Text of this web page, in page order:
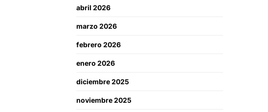
abril 2026
marzo 2026
febrero 2026
enero 2026
diciembre 2025
noviembre 2025